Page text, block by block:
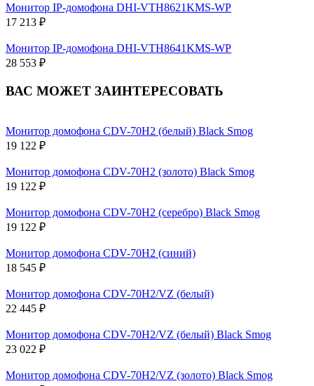
Монитор IP-домофона DHI-VTH8621KMS-WP
17 213 ₽
Монитор IP-домофона DHI-VTH8641KMS-WP
28 553 ₽
ВАС МОЖЕТ ЗАИНТЕРЕСОВАТЬ
Монитор домофона CDV-70H2 (белый) Black Smog
19 122 ₽
Монитор домофона CDV-70H2 (золото) Black Smog
19 122 ₽
Монитор домофона CDV-70H2 (серебро) Black Smog
19 122 ₽
Монитор домофона CDV-70H2 (синий)
18 545 ₽
Монитор домофона CDV-70H2/VZ (белый)
22 445 ₽
Монитор домофона CDV-70H2/VZ (белый) Black Smog
23 022 ₽
Монитор домофона CDV-70H2/VZ (золото) Black Smog